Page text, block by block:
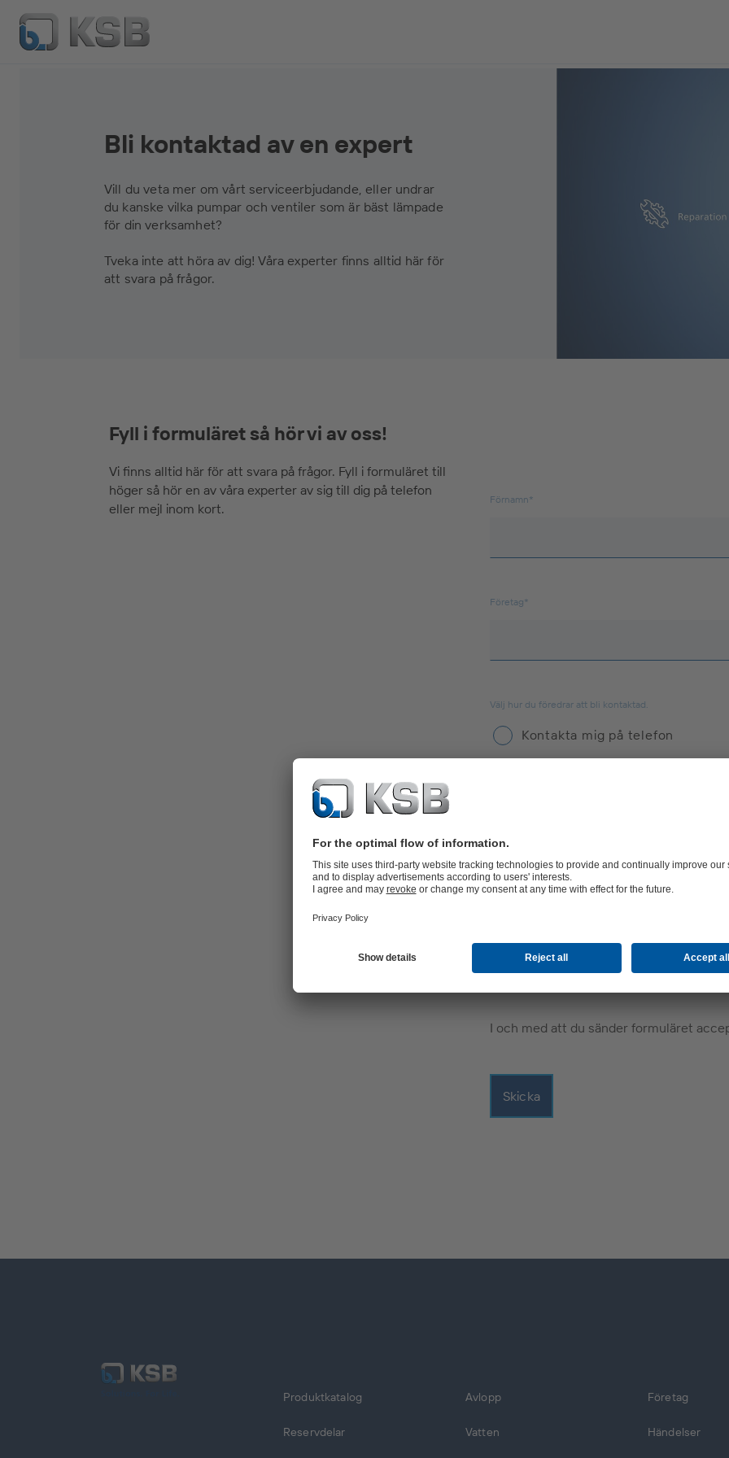
Bli kontaktad av en expert
Vill du veta mer om vårt serviceerbjudande, eller undrar
du kanske vilka pumpar och ventiler som är bäst lämpade
för din verksamhet?
Tveka inte att höra av dig! Våra experter finns alltid här för
att svara på frågor.
Fyll i formuläret så hör vi av oss!
Vi finns alltid här för att svara på frågor. Fyll i formuläret till
höger så hör en av våra experter av sig till dig på telefon
eller mejl inom kort.
Förnamn*
Företag*
Välj hur du föredrar att bli kontaktad.
Kontakta mig på telefon
Jag skulle vilja diskutera följande:*
*Obligatoriska fält
I och med att du sänder formuläret
Skicka
Produktkatalog
Reservdelar
Avlopp
Vatten
Företag
Händelser